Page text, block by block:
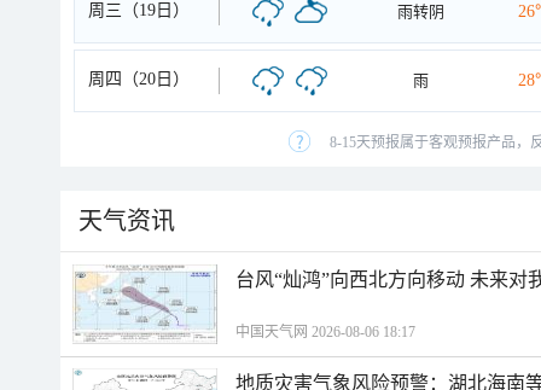
周三（19日） 雨转阴
周四（20日） 雨
8-15天预报属于客观预报产品，
天气资讯
台风“灿鸿”向西北方向移动 未来对
中国天气网 2026-08-06 18:17
地质灾害气象风险预警：湖北海南